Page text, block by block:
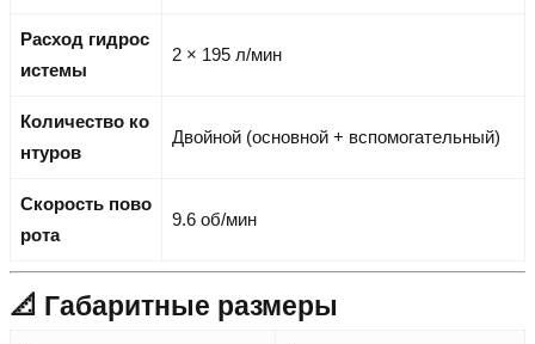
Расход гидрос
истемы
2 × 195 л/мин
Количество ко
нтуров
Двойной (основной + вспомогательный)
Скорость пово
рота
9.6 об/мин
📐 Габаритные размеры